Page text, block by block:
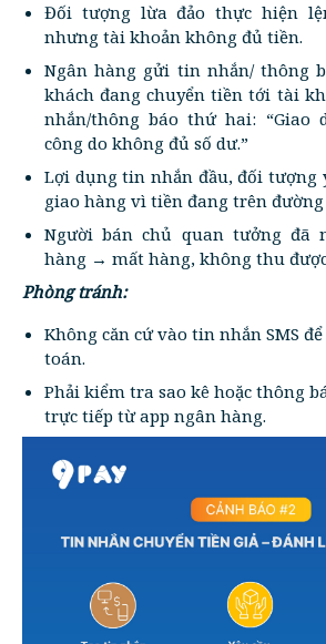
Đối tượng lừa đảo thực hiện
nhưng tài khoản không đủ tiền.
Ngân hàng gửi tin nhắn/ thông
khách đang chuyển tiền tới tài
nhắn/thông báo thứ hai: “Giao
công do không đủ số dư.”
Lợi dụng tin nhắn đầu, đối tượng
giao hàng vì tiền đang trên đường
Người bán chủ quan tưởng đã
hàng → mất hàng, không thu
Phòng tránh:
Không căn cứ vào tin nhắn SMS
toán.
Phải kiểm tra sao kê hoặc thông
trực tiếp từ app ngân hàng.